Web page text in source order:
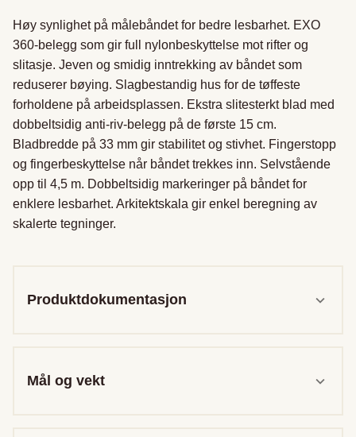
Høy synlighet på målebåndet for bedre lesbarhet. EXO
360-belegg som gir full nylonbeskyttelse mot rifter og
slitasje. Jeven og smidig inntrekking av båndet som
reduserer bøying. Slagbestandig hus for de tøffeste
forholdene på arbeidsplassen. Ekstra slitesterkt blad med
dobbeltsidig anti-riv-belegg på de første 15 cm.
Bladbredde på 33 mm gir stabilitet og stivhet. Fingerstopp
og fingerbeskyttelse når båndet trekkes inn. Selvstående
opp til 4,5 m. Dobbeltsidig markeringer på båndet for
enklere lesbarhet. Arkitektskala gir enkel beregning av
skalerte tegninger.
Produktdokumentasjon
Mål og vekt